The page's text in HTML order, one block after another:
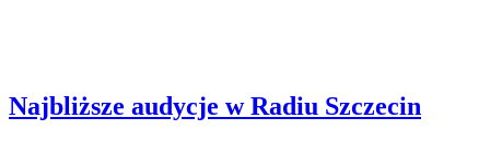
Najbliższe audycje w Radiu Szczecin